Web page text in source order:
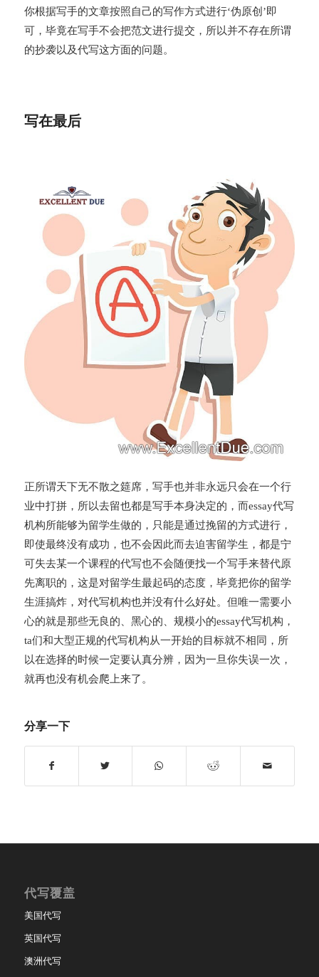
你根据写手的文章按照自己的写作方式进行‘伪原创’即
可，毕竟在写手不会把范文进行提交，所以并不存在所谓
的抄袭以及代写这方面的问题。
写在最后
正所谓天下无不散之筵席，写手也并非永远只会在一个行
业中打拼，所以去留也都是写手本身决定的，而essay代写
机构所能够为留学生做的，只能是通过挽留的方式进行，
即使最终没有成功，也不会因此而去迫害留学生，都是宁
可失去某一个课程的代写也不会随便找一个写手来替代原
先离职的，这是对留学生最起码的态度，毕竟把你的留学
生涯搞炸，对代写机构也并没有什么好处。但唯一需要小
心的就是那些无良的、黑心的、规模小的essay代写机构，
ta们和大型正规的代写机构从一开始的目标就不相同，所
以在选择的时候一定要认真分辨，因为一旦你失误一次，
就再也没有机会爬上来了。
分享一下
代写覆盖
美国代写
英国代写
澳洲代写